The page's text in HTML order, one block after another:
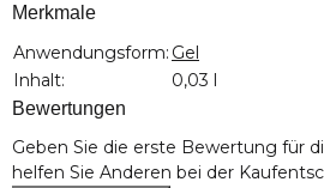
Merkmale
Produkteigenschaft
Wert
Anwendungsform: Gel
Inhalt:
0,03 l
Bewertungen
Geben Sie die erste Bewertung für
helfen Sie Anderen bei der